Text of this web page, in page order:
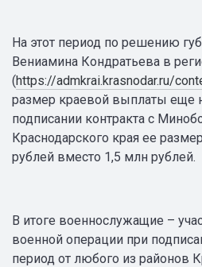
На этот период по решению
Вениамина Кондратьева в
(https://admkrai.krasnodar.ru/
размер краевой выплаты еще
подписании контракта с
Краснодарского края ее
рублей вместо 1,5 млн рублей.
В итоге военнослужащие –
военной операции при
период от любого из районов